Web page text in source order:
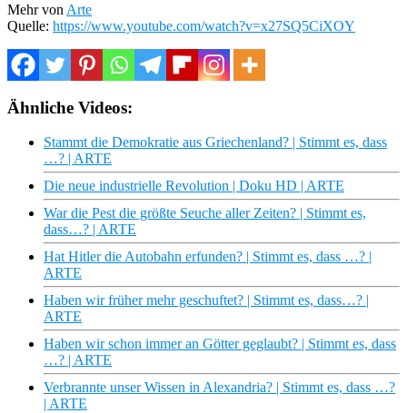
Mehr von Arte
Quelle: https://www.youtube.com/watch?v=x27SQ5CiXOY
Ähnliche Videos:
Stammt die Demokratie aus Griechenland? | Stimmt es, dass
…? | ARTE
Die neue industrielle Revolution | Doku HD | ARTE
War die Pest die größte Seuche aller Zeiten? | Stimmt es,
dass…? | ARTE
Hat Hitler die Autobahn erfunden? | Stimmt es, dass …? |
ARTE
Haben wir früher mehr geschuftet? | Stimmt es, dass…? |
ARTE
Haben wir schon immer an Götter geglaubt? | Stimmt es, dass
…? | ARTE
Verbrannte unser Wissen in Alexandria? | Stimmt es, dass …?
| ARTE